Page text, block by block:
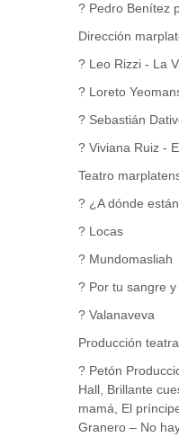
? Pedro Benítez
Dirección
? Leo Rizzi - La
? Loreto
? Sebastián
? Viviana Ruiz -
Teatro
? ¿A dónde
? Locas
? Mundomasliah
? Por tu sangre
? Valanaveva
Producción
? Petón
Hall, Brillante
mamá, El
Granero – No